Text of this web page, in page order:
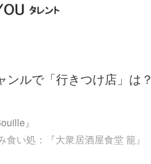
ルで「行きつけ店」は？
』
い処：『大衆居酒屋食堂 籠』